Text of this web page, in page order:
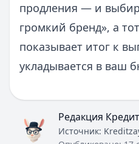
продления — и
громкий бренд», а
показывает итог к
укладывается в ваш
Редакция
Источник: